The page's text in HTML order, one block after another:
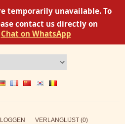
temporarily unavailable. To
contact us directly on
Chat on WhatsApp
VERLANGLIJST (0)